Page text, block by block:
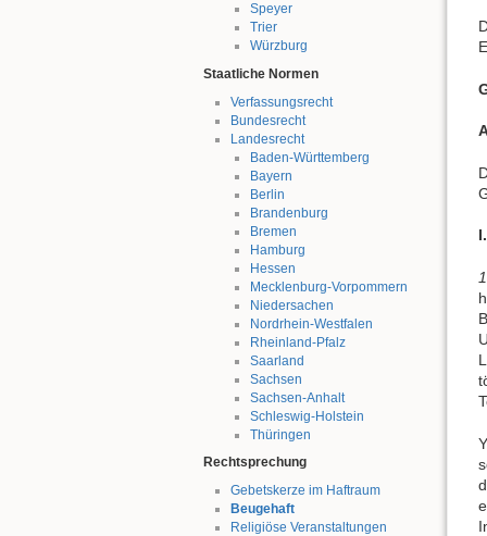
Speyer
Trier
Würzburg
Staatliche Normen
Verfassungsrecht
Bundesrecht
Landesrecht
Baden-Württemberg
Bayern
Berlin
Brandenburg
Bremen
Hamburg
Hessen
Mecklenburg-Vorpommern
Niedersachen
Nordrhein-Westfalen
Rheinland-Pfalz
Saarland
Sachsen
Sachsen-Anhalt
Schleswig-Holstein
Thüringen
Rechtsprechung
Gebetskerze im Haftraum
Beugehaft
Religiöse Veranstaltungen
I.
1.